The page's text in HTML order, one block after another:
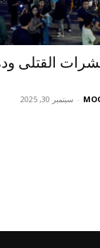
القتلى
- سبتمبر 30, 2025